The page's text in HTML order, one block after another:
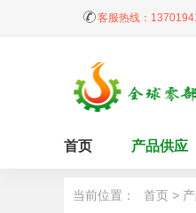
客服热线：
首页 产品供应
当前位置： 首页 >